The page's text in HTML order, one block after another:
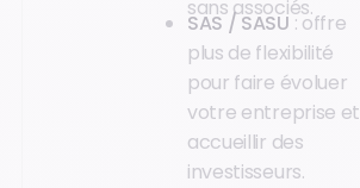
sans associés.
SAS / SASU: offre
plus de flexibilité
pour faire évoluer
votre entreprise et
accueillir des
investisseurs.